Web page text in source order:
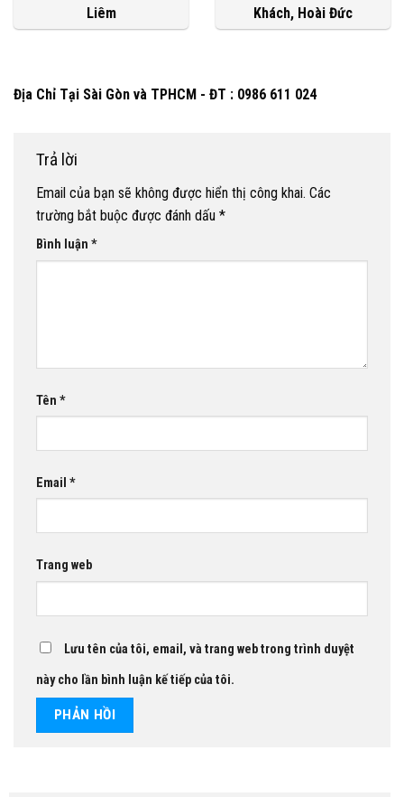
Liêm
Khách, Hoài Đức
Địa Chỉ Tại Sài Gòn và TPHCM - ĐT : 0986 611 024
Trả lời
Email của bạn sẽ không được hiển thị công khai. Các
trường bắt buộc được đánh dấu *
Bình luận *
Tên *
Email *
Trang web
Lưu tên của tôi, email, và trang web trong trình duyệt
này cho lần bình luận kế tiếp của tôi.